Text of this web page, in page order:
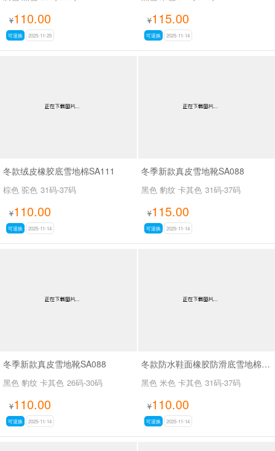
¥110.00
可退换 2025-11-25
¥115.00
可退换 2025-11-14
冬款绒皮橡胶底雪地棉SA111
棕色 驼色 31码-37码
¥110.00
可退换 2025-11-14
冬季新款真皮雪地靴SA088
黑色 豹纹 卡其色 31码-37码
¥115.00
可退换 2025-11-14
冬季新款真皮雪地靴SA088
黑色 豹纹 卡其色 26码-30码
¥110.00
可退换 2025-11-14
冬款防水鞋面橡胶防滑底雪地棉SA111
黑色 米色 卡其色 31码-37码
¥110.00
可退换 2025-11-14